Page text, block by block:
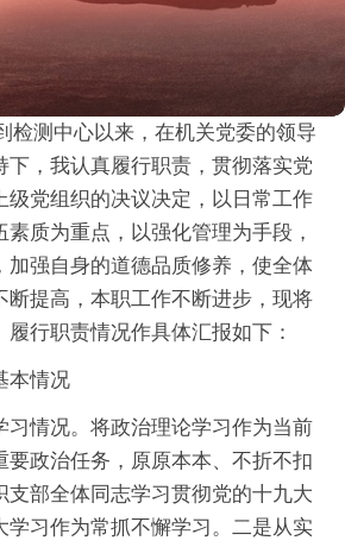
检测中心以来，在机关党委的领导
下，我认真履行职责，贯彻落实党
级党组织的决议决定，以日常工作
质为重点，以强化管理为手段，
加强自身的道德品质修养，使全体
断提高，本职工作不断进步，现将
行职责情况作具体汇报如下：
本情况
习情况。将政治理论学习作为当前
要政治任务，原原本本、不折不扣
支部全体同志学习贯彻党的十九大
学习作为常抓不懈学习。二是从实